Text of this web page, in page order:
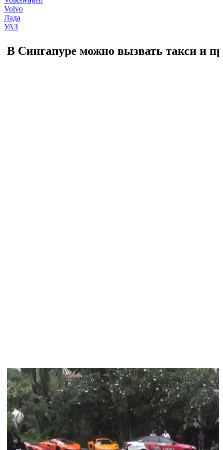
Volvo
Лада
УАЗ
В Сингапуре можно вызвать такси и